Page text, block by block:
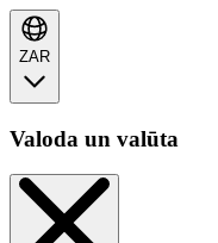
ZAR
Valoda un valūta